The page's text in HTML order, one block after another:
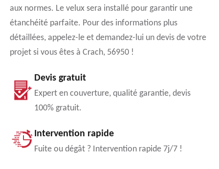
aux normes. Le velux sera installé pour garantir une
étanchéité parfaite. Pour des informations plus
détaillées, appelez-le et demandez-lui un devis de votre
projet si vous êtes à Crach, 56950 !
Devis gratuit
Expert en couverture, qualité garantie, devis
100% gratuit.
Intervention rapide
Fuite ou dégât ? Intervention rapide 7j/7 !